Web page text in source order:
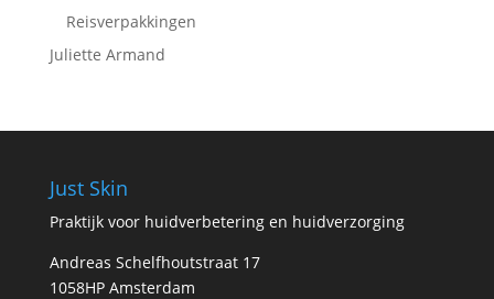
Reisverpakkingen
Juliette Armand
Just Skin
Praktijk voor huidverbetering en huidverzorging
Andreas Schelfhoutstraat 17
1058HP Amsterdam